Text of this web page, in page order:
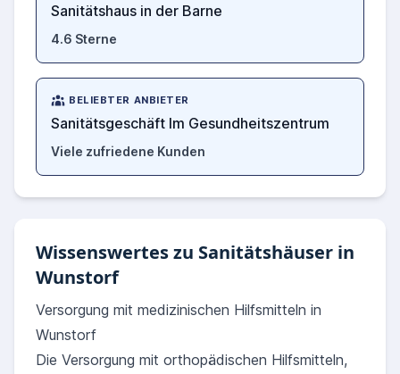
Sanitätshaus in der Barne
4.6 Sterne
BELIEBTER ANBIETER
Sanitätsgeschäft Im Gesundheitszentrum
Viele zufriedene Kunden
Wissenswertes zu Sanitätshäuser in
Wunstorf
Versorgung mit medizinischen Hilfsmitteln in
Wunstorf
Die Versorgung mit orthopädischen Hilfsmitteln,